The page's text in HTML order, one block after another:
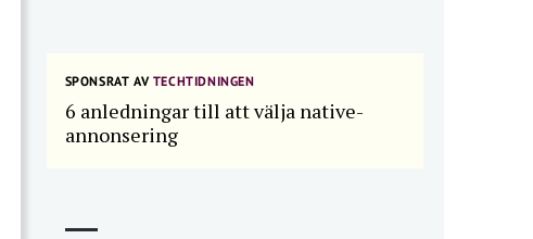
SPONSRAT AVTECHTIDNINGEN
6 anledningar till att välja native-
annonsering